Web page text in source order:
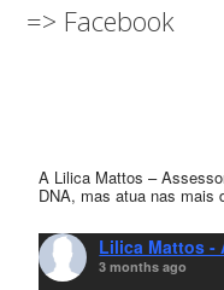
=> Facebook
A Lilica Mattos –
DNA, mas atua nas mais
Lilica Mattos -
3 months ago